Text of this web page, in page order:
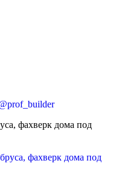
фахверк дома под